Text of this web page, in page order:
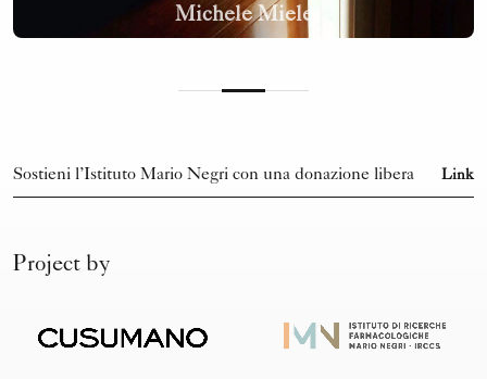
Michele Miele
Sostieni l’Istituto Mario Negri con una donazione libera Link
Project by